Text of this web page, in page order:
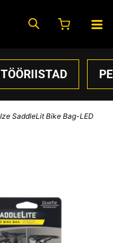
SaddleLit Bike Bag-LED